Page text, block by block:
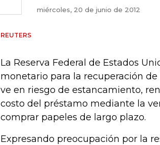
miércoles, 20 de junio de 2012
REUTERS
La Reserva Federal de Estados
monetario para la recuperación
ve en riesgo de estancamiento,
costo del préstamo mediante la
comprar papeles de largo plazo.
Expresando preocupación por la